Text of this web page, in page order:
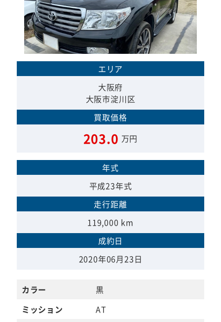
エリア
大阪府
大阪市淀川区
買取価格
203.0 万円
年式
平成23年式
走行距離
119,000 km
成約日
2020年06月23日
カラー
黒
ミッション
AT